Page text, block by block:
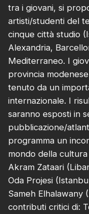
tra i giovani, si
artisti/studenti del
cinque città studio
Alexandria,
Mediterraneo. I
provincia
tenuto da un
internazionale. I
saranno esposti in
pubblicazione/
programma un
mondo della cultura
Akram Zataari
Oda Projesi
Sameh Elhalawany
contributi critici di: